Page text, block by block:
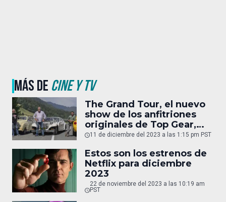
MÁS DE CINE Y TV
The Grand Tour, el nuevo
show de los anfitriones
originales de Top Gear,
tampoco continuará
11 de diciembre del 2023 a las 1:15 pm PST
Estos son los estrenos de
Netflix para diciembre
2023
22 de noviembre del 2023 a las 10:19 am
PST